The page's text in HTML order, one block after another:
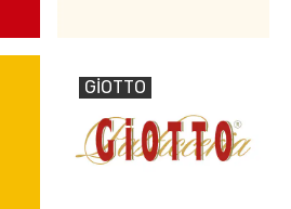
GIOTTO